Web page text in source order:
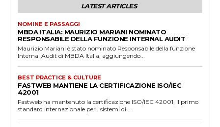
LATEST ARTICLES
NOMINE E PASSAGGI
MBDA ITALIA: MAURIZIO MARIANI NOMINATO
RESPONSABILE DELLA FUNZIONE INTERNAL AUDIT
Maurizio Mariani è stato nominato Responsabile della funzione
Internal Audit di MBDA Italia, aggiungendo...
BEST PRACTICE & CULTURE
FASTWEB MANTIENE LA CERTIFICAZIONE ISO/IEC
42001
Fastweb ha mantenuto la certificazione ISO/IEC 42001, il primo
standard internazionale per i sistemi di...